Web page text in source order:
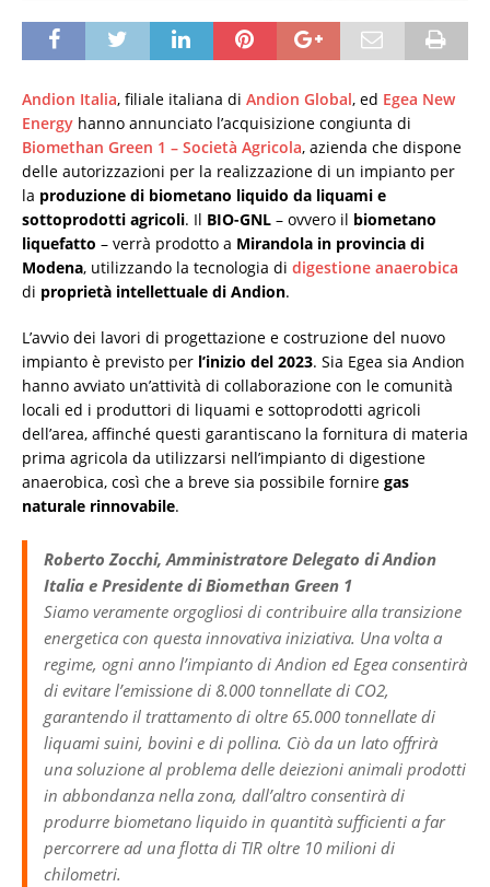
Andion Italia, filiale italiana di Andion Global, ed Egea New
Energy hanno annunciato l’acquisizione congiunta di
Biomethan Green 1 – Società Agricola, azienda che dispone
delle autorizzazioni per la realizzazione di un impianto per
la produzione di biometano liquido da liquami e
sottoprodotti agricoli. Il BIO-GNL – ovvero il biometano
liquefatto – verrà prodotto a Mirandola in provincia di
Modena, utilizzando la tecnologia di digestione anaerobica
di proprietà intellettuale di Andion.
L’avvio dei lavori di progettazione e costruzione del nuovo
impianto è previsto per l’inizio del 2023. Sia Egea sia Andion
hanno avviato un’attività di collaborazione con le comunità
locali ed i produttori di liquami e sottoprodotti agricoli
dell’area, affinché questi garantiscano la fornitura di materia
prima agricola da utilizzarsi nell’impianto di digestione
anaerobica, così che a breve sia possibile fornire gas
naturale rinnovabile.
Roberto Zocchi, Amministratore Delegato di Andion
Italia e Presidente di Biomethan Green 1
Siamo veramente orgogliosi di contribuire alla transizione
energetica con questa innovativa iniziativa. Una volta a
regime, ogni anno l’impianto di Andion ed Egea consentirà
di evitare l’emissione di 8.000 tonnellate di CO2,
garantendo il trattamento di oltre 65.000 tonnellate di
liquami suini, bovini e di pollina. Ciò da un lato offrirà
una soluzione al problema delle deiezioni animali prodotti
in abbondanza nella zona, dall’altro consentirà di
produrre biometano liquido in quantità sufficienti a far
percorrere ad una flotta di TIR oltre 10 milioni di
chilometri.